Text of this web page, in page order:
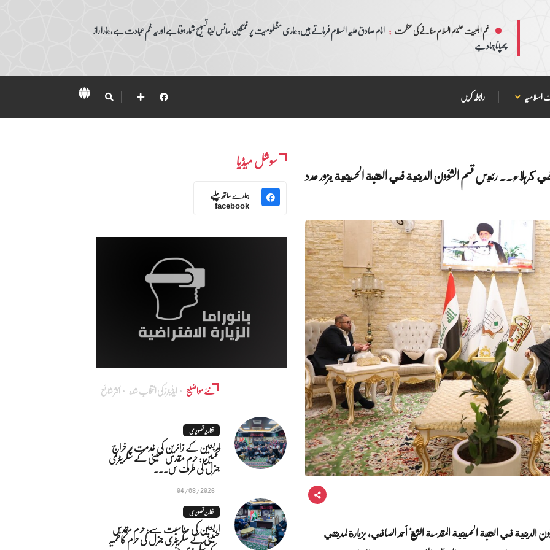
غم اہلبیت علیہم السلام منانے کی عظمت : امام صادق علیہ السلام فرماتے ہیں: ہماری مظلمومیت پر غمگین سانس لینا تسبیح شمار ہوتا ہے اور یہ غم عبادت ہے، ہمارا راز
چھپانا جہاد ہے
اسلامیہ رابطہ کریں
كربلاء.. رئيس قسم الشؤون الدينية في العتبة الحسينية يزور عدد
في العتبة الحسينية المقدسة الشيخ أحمد الصافي، بزيارة لمدينتي
سوشل میڈیا
ہمارے ساتھ چلیے
facebook
نئے مواضیع ایڈٰیٹرز کی انتخاب شدہ اکثر شائع
تقاریر تصویری
اربعین کے زائرین کی خدمت پر خراجِ
تحسین: حرم مقدس حسینی کے سکریٹری
جنرل کی طرف س...
04/08/2026
تقاریر تصویری
اربعین کی مناسبت سے: حرم مقدس
حسینی کے سکریٹری جنرل کی حرم کاظمیہ